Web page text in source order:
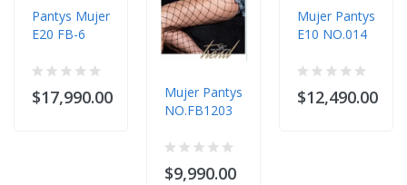
Pantys Mujer
E20 FB-6
$17,990.00
Mujer Pantys
NO.FB1203
$9,990.00
Mujer Pantys
E10 NO.014
$12,490.00